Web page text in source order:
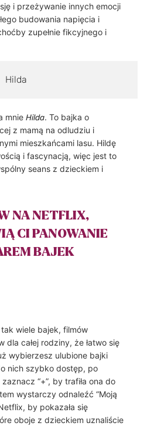
i przeżywanie innych emocji
budowania napięcia i
zupełnie fikcyjnego i
Hilda
mnie Hilda. To bajka o
z mamą na odludziu i
mieszkańcami lasu. Hildę
i fascynacją, więc jest to
seans z dzieckiem i
NA NETFLIX,
CI PANOWANIE
BAJEK
tak wiele bajek, filmów
dla całej rodziny, że łatwo się
wybierzesz ulubione bajki
nich szybko dostęp, po
“+”, by trafiła ona do
wystarczy odnaleźć “Moją
by pokazała się
oboje z dzieckiem uznaliście